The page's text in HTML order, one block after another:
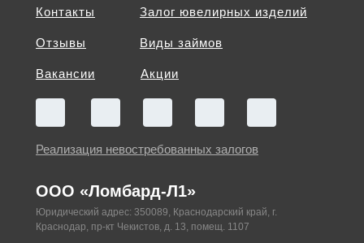
Залог ювелирных изделий
Виды займов
Контакты
Акции
Вакансии
Отзывы
Юридический адрес: 350089, Краснодарский край, г.
Краснодар, пр-кт Чекистов, д. 13, помещ. 1107
ООО «Ломбард-Л1»
Реализация невостребованных залогов